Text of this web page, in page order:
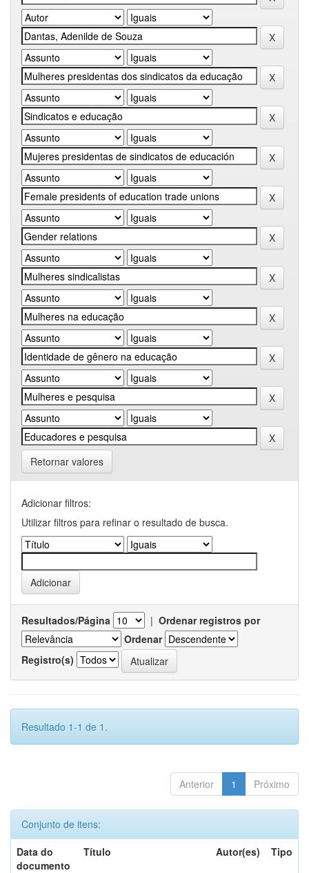
Retornar valores
Adicionar filtros:
Utilizar filtros para refinar o resultado de busca.
Resultados/Página | Ordenar registros por
Ordenar
Registro(s)
Resultado 1-1 de 1.
Anterior 1 Próximo
Conjunto de itens:
Data do
documento
Título Autor(es) Tipo